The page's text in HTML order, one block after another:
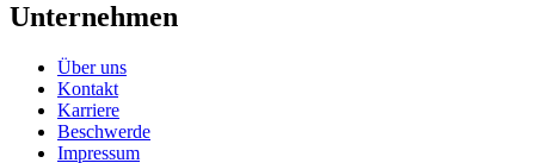
Unternehmen
Über uns
Kontakt
Karriere
Beschwerde
Impressum